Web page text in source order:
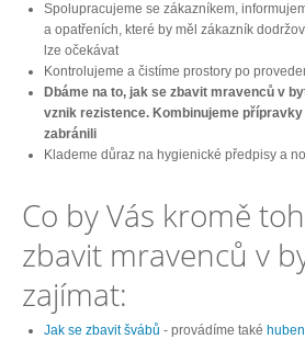
Spolupracujeme se zákazníkem,
a opatřeních, které by měl zákazník
lze očekávat
Kontrolujeme a čistíme prostory po
Dbáme na to, jak se zbavit mravenců v
vznik rezistence. Kombinujeme
zabránili
Klademe důraz na hygienické předpisy a
Co by Vás kromě
zbavit mravenců v
zajímat:
Jak se zbavit švábů - provádíme také